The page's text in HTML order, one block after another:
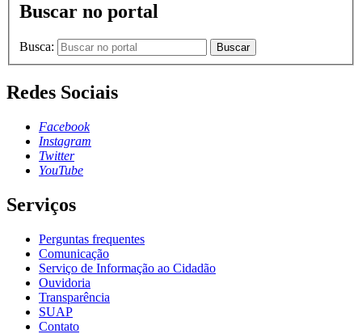
Buscar no portal
Busca: Buscar
Redes Sociais
Facebook
Instagram
Twitter
YouTube
Serviços
Perguntas frequentes
Comunicação
Serviço de Informação ao Cidadão
Ouvidoria
Transparência
SUAP
Contato